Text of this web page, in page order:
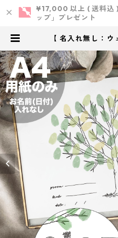
¥17,000 以上 ( 送料込
ップ」プレゼント
【 名入れ無し：
のみ ｜ 結婚式 ウ
製作所 ｜ ウェデ
オリジナ